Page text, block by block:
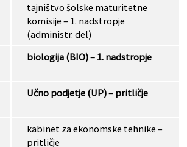
tajništvo šolske maturitetne
komisije – 1. nadstropje
(administr. del)
biologija (BIO) – 1. nadstropje
Učno podjetje (UP) – pritličje
kabinet za ekonomske tehnike –
pritličje